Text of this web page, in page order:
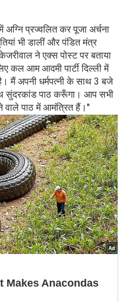
प्रज्वलित कर पूजा अर्चना
भी डालीं और पंडित मंत्र
ने एक्स पोस्ट पर बताया
कल आम आदमी पार्टी दिल्ली में
मैं अपनी धर्मपत्नी के साथ 3 बजे
सुंदरकांड पाठ करूँगा। आप सभी
वाले पाठ में आमंत्रित हैं।''